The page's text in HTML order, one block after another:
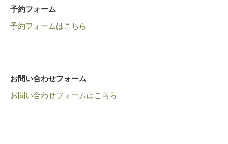
予約フォーム
予約フォームはこちら
お問い合わせフォーム
お問い合わせフォームはこちら